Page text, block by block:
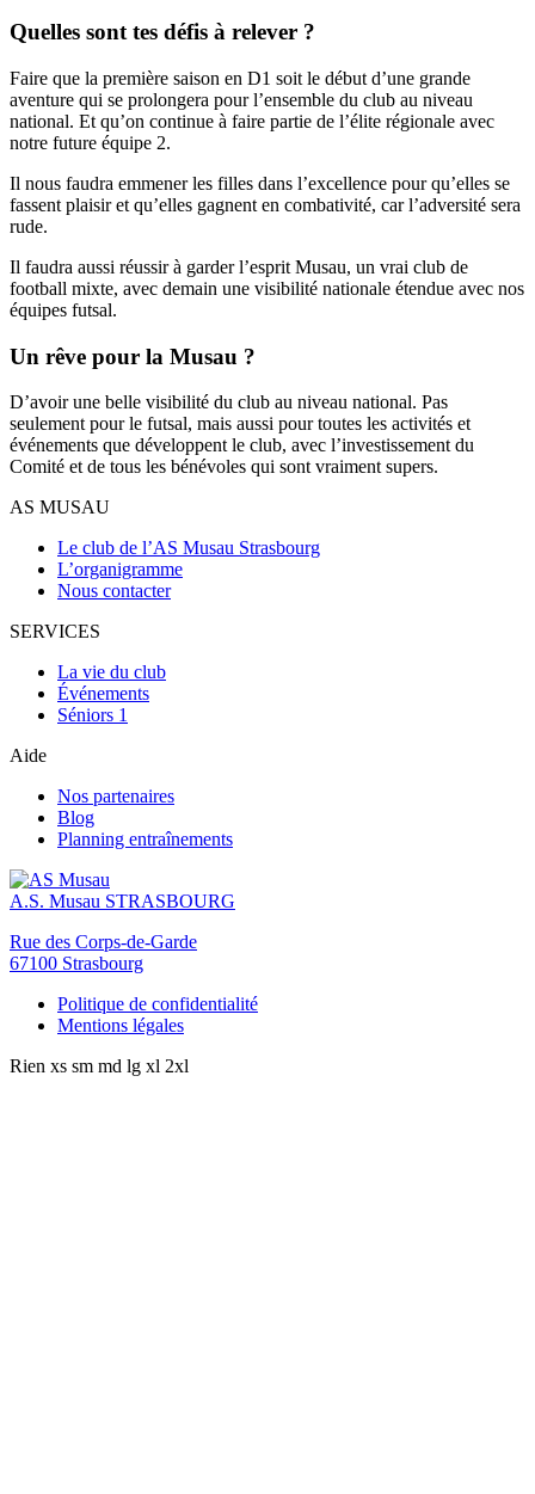
Quelles sont tes défis à relever ?
Faire que la première saison en D1 soit le début d’une grande
aventure qui se prolongera pour l’ensemble du club au niveau
national. Et qu’on continue à faire partie de l’élite régionale avec
notre future équipe 2.
Il nous faudra emmener les filles dans l’excellence pour qu’elles se
fassent plaisir et qu’elles gagnent en combativité, car l’adversité sera
rude.
Il faudra aussi réussir à garder l’esprit Musau, un vrai club de
football mixte, avec demain une visibilité nationale étendue avec nos
équipes futsal.
Un rêve pour la Musau ?
D’avoir une belle visibilité du club au niveau national. Pas
seulement pour le futsal, mais aussi pour toutes les activités et
événements que développent le club, avec l’investissement du
Comité et de tous les bénévoles qui sont vraiment supers.
AS MUSAU
Le club de l’AS Musau Strasbourg
L’organigramme
Nous contacter
SERVICES
La vie du club
Événements
Séniors 1
Aide
Nos partenaires
Blog
Planning entraînements
A.S. Musau STRASBOURG
Rue des Corps-de-Garde
67100 Strasbourg
Politique de confidentialité
Mentions légales
Rien xs sm md lg xl 2xl